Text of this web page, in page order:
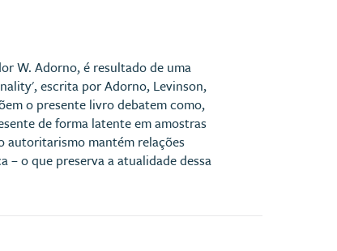
W. Adorno, é resultado de uma
escrita por Adorno, Levinson,
o presente livro debatem como,
de forma latente em amostras
autoritarismo mantém relações
o que preserva a atualidade dessa